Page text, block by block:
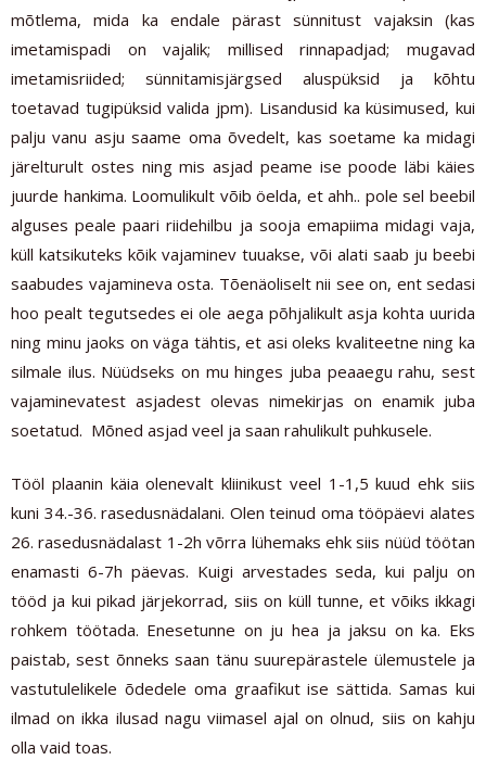
mõtlema, mida ka endale pärast sünnitust vajaksin (kas
imetamispadi on vajalik; millised rinnapadjad; mugavad
imetamisriided; sünnitamisjärgsed aluspüksid ja kõhtu
toetavad tugipüksid valida jpm). Lisandusid ka küsimused, kui
palju vanu asju saame oma õvedelt, kas soetame ka midagi
järelturult ostes ning mis asjad peame ise poode läbi käies
juurde hankima. Loomulikult võib öelda, et ahh.. pole sel beebil
alguses peale paari riidehilbu ja sooja emapiima midagi vaja,
küll katsikuteks kõik vajaminev tuuakse, või alati saab ju beebi
saabudes vajamineva osta. Tõenäoliselt nii see on, ent sedasi
hoo pealt tegutsedes ei ole aega põhjalikult asja kohta uurida
ning minu jaoks on väga tähtis, et asi oleks kvaliteetne ning ka
silmale ilus. Nüüdseks on mu hinges juba peaaegu rahu, sest
vajaminevatest asjadest olevas nimekirjas on enamik juba
soetatud. Mõned asjad veel ja saan rahulikult puhkusele.
Tööl plaanin käia olenevalt kliinikust veel 1-1,5 kuud ehk siis
kuni 34.-36. rasedusnädalani. Olen teinud oma tööpäevi alates
26. rasedusnädalast 1-2h võrra lühemaks ehk siis nüüd töötan
enamasti 6-7h päevas. Kuigi arvestades seda, kui palju on
tööd ja kui pikad järjekorrad, siis on küll tunne, et võiks ikkagi
rohkem töötada. Enesetunne on ju hea ja jaksu on ka. Eks
paistab, sest õnneks saan tänu suurepärastele ülemustele ja
vastutulelikele õdedele oma graafikut ise sättida. Samas kui
ilmad on ikka ilusad nagu viimasel ajal on olnud, siis on kahju
olla vaid toas.